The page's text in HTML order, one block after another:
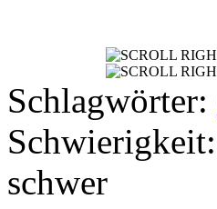
Schlagwörter:
Schwierigkeit:
schwer